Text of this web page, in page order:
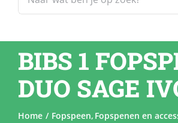
naar:
Webshop
Blog
Diensten
BIBS 1
DUO SAGE
Home Fopspeen Fopspenen en